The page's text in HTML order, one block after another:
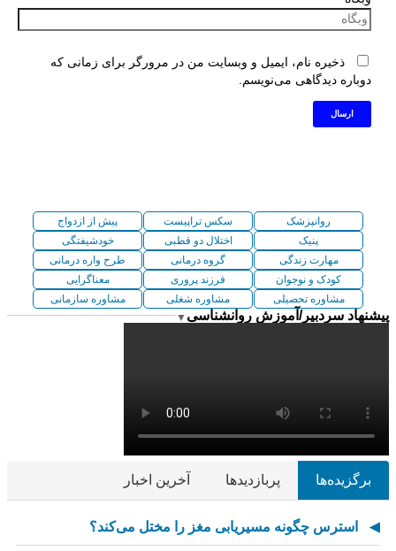
ذخیره نام، ایمیل و وبسایت من در مرورگر برای زمانی که
دوباره دیدگاهی می‌نویسم.
روانپزشک سکس تراپیست
پیش از ازدواج
پنیک
اختلال دو قطبی
خودشیفتگی
مهارت زندگی
گروه درمانی
طرح واره درمانی
کودک و نوجوان
فرزند پروری
معناگرایی
مشاوره تحصیلی
مشاوره شغلی مشاوره سازمانی
پیشنهاد سردبیر/آموزش روانشناسی ▼
برگزیده‌ها پربازدیدها آخرین اخبار
استرس چگونه مسیریابی مغز را مختل می‌کند؟